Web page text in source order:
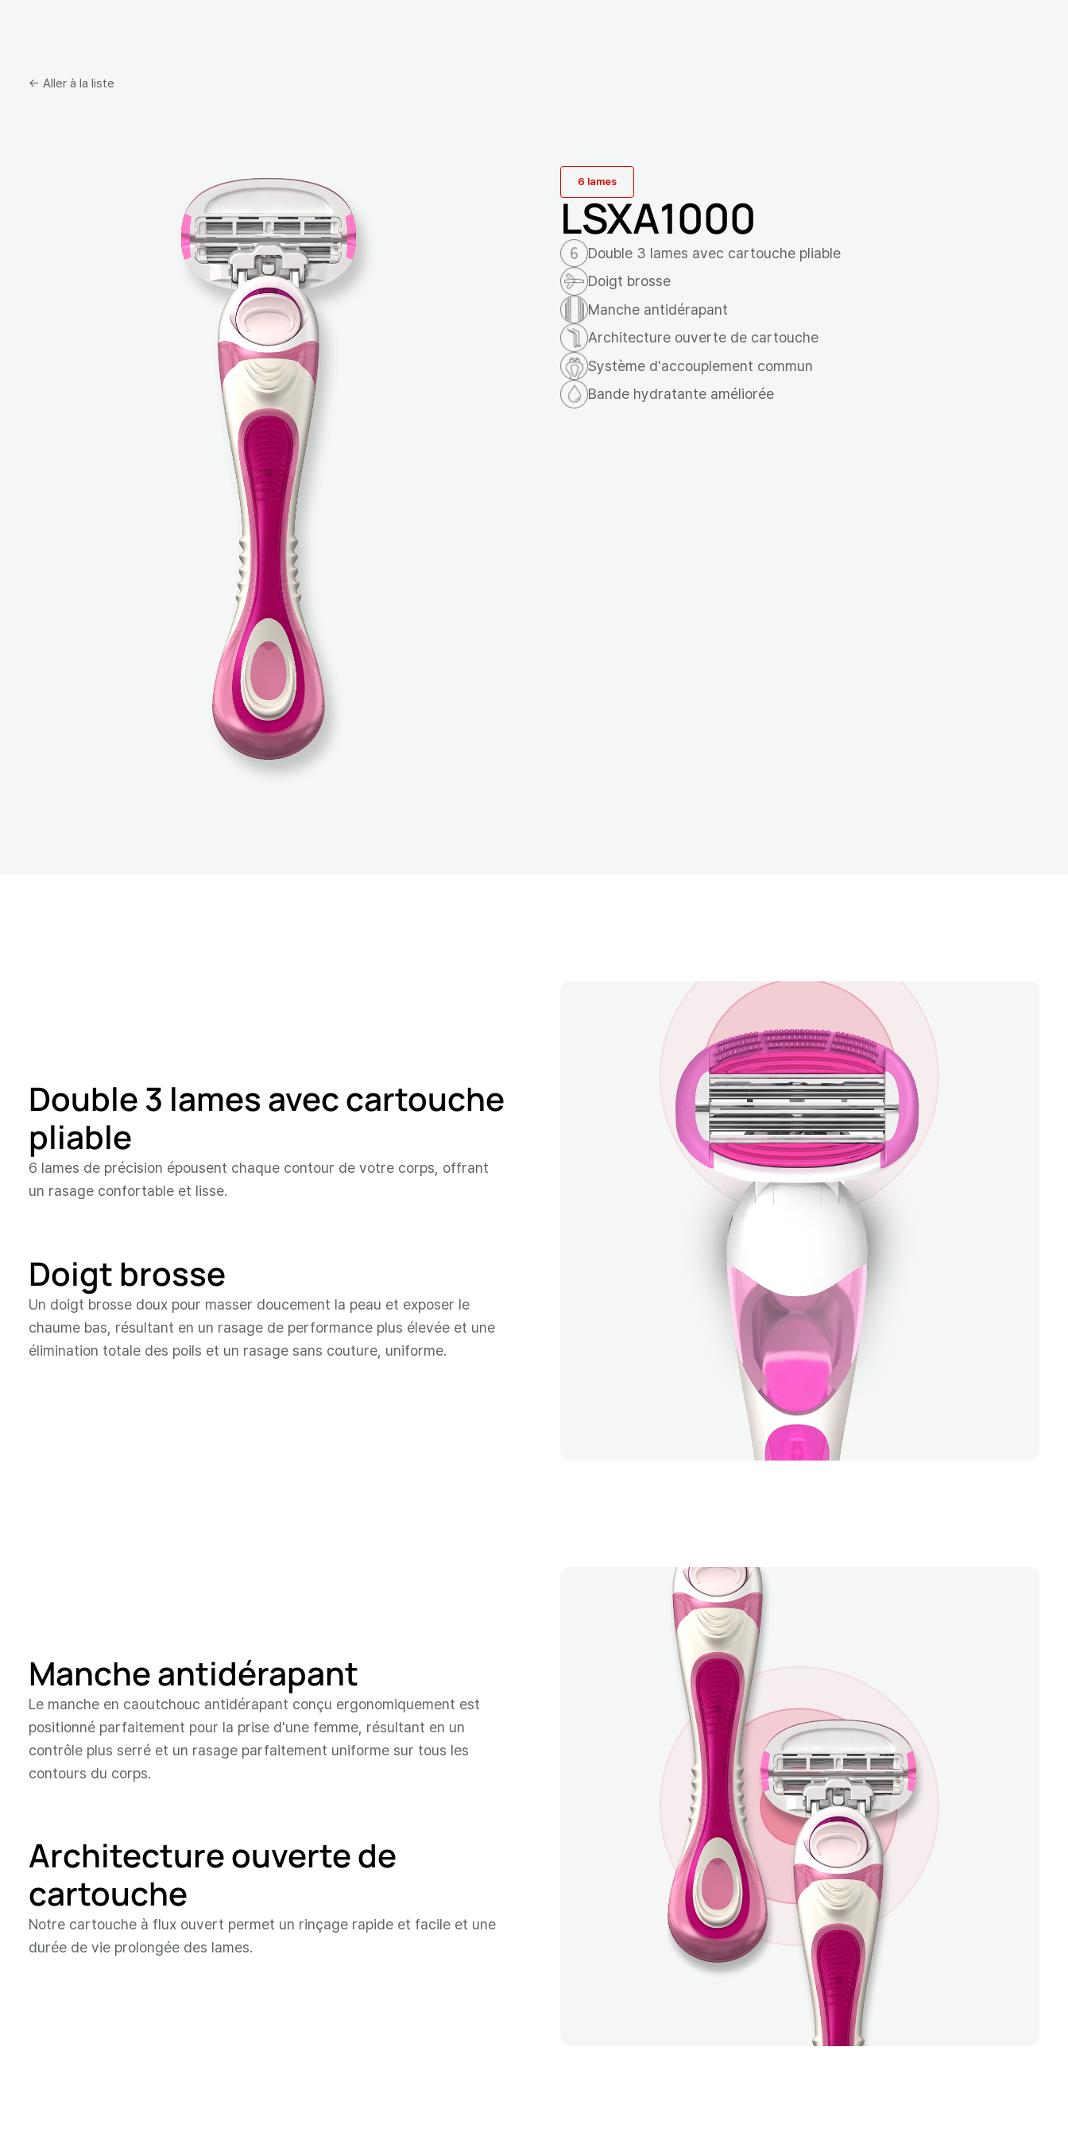
← Aller à la liste
6 lames
LSXA1000
Double 3 lames avec cartouche pliable
Doigt brosse
Manche antidérapant
Architecture ouverte de cartouche
Système d'accouplement commun
Bande hydratante améliorée
Double 3 lames avec cartouche
pliable
6 lames de précision épousent chaque contour de votre corps, offrant
un rasage confortable et lisse.
Doigt brosse
Un doigt brosse doux pour masser doucement la peau et exposer le
chaume bas, résultant en un rasage de performance plus élevée et une
élimination totale des poils et un rasage sans couture, uniforme.
Manche antidérapant
Le manche en caoutchouc antidérapant conçu ergonomiquement est
positionné parfaitement pour la prise d'une femme, résultant en un
contrôle plus serré et un rasage parfaitement uniforme sur tous les
contours du corps.
Architecture ouverte de
cartouche
Notre cartouche à flux ouvert permet un rinçage rapide et facile et une
durée de vie prolongée des lames.